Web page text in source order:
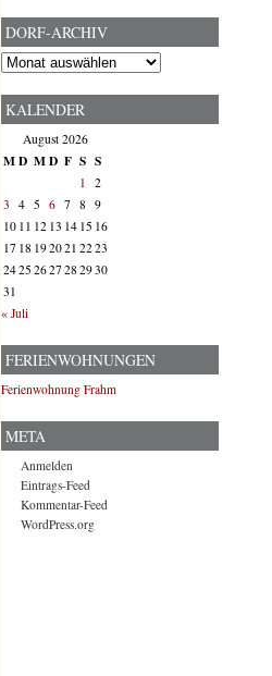
DORF-ARCHIV
Dorf-
KALENDER
August 2026
MD MD F S S
1 2
3 4 5 6 7 8 9
10 11 12 13 14 15 16
17 18 192021 2223
2425 2627 28 2930
31
« Juli
FERIENWOHNUNGEN
Ferienwohnung Frahm
META
Anmelden
Eintrags-Feed
Kommentar-Feed
WordPress.org